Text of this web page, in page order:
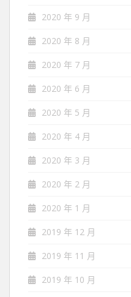
2020 年 9 月
2020 年 8 月
2020 年 7 月
2020 年 6 月
2020 年 5 月
2020 年 4 月
2020 年 3 月
2020 年 2 月
2020 年 1 月
2019 年 12 月
2019 年 11 月
2019 年 10 月